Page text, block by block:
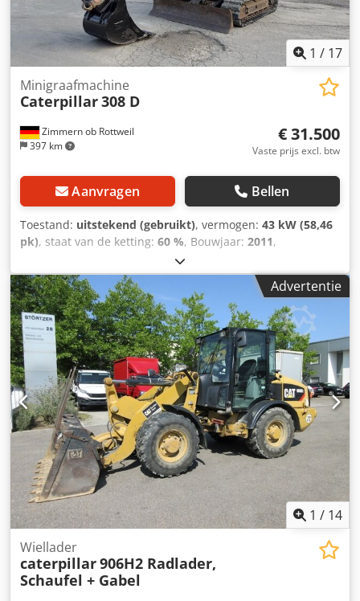
1 / 17
Zimmern ob Rottweil
397 km
Minigraafmachine
Caterpillar308 D
€ 31.500
Vaste prijs excl. btw
Aanvragen Bellen
Toestand: uitstekend (gebruikt), vermogen: 43 kW (58,46
pk), staat van de ketting: 60 %, Bouwjaar: 2011,
, Uitrusting:
rubberen rupsbanden, CATERPILLAR 308D Bouwjaar 2011
Bedrijfstijden: 8.204 uur Gesloten cabine Airconditioning
Radio Mono-uitboom Lengte van de arm: 2,20 m Cjdpezrt
Amofx Alyerf Hydraulische leidingen voor hamer, grijper
en schaar Snelwisselsysteem OQ45 1x bak – 750 mm breed
Rupsbanden in goede staat, circa 60% over Grondplaten
450 mm breed Steun voor de beschermplaat Mitsubishi
motor met 43 kW CE-keurmerk Operationeel gewicht: 8,5
ton.
Advertentie
1 / 14
Wiellader
caterpillar906H2 Radlader,
Schaufel + Gabel